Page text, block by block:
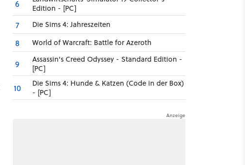
6
Edition - [PC]
7 Die Sims 4: Jahreszeiten
8 World of Warcraft: Battle for Azeroth
9
Assassin's Creed Odyssey - Standard Edition -
[PC]
10
Die Sims 4: Hunde & Katzen (Code in der Box)
- [PC]